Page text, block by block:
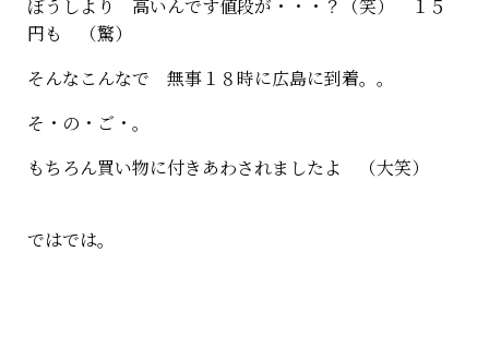
ぼうしより 高いんです値段が・・・？（笑） １５
円も （驚）
そんなこんなで 無事１８時に広島に到着。。
そ・の・ご・。
もちろん買い物に付きあわされましたよ （大笑）
ではでは。